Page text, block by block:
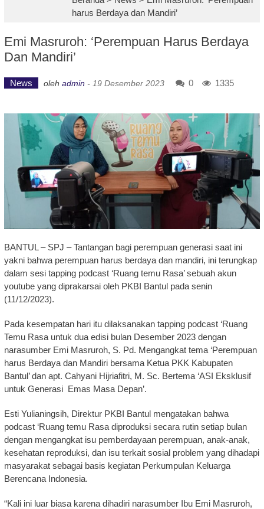
harus Berdaya dan Mandiri’
Emi Masruroh: ‘Perempuan Harus Berdaya
Dan Mandiri’
News oleh admin - 19 Desember 2023 0 1335
BANTUL – SPJ – Tantangan bagi perempuan generasi saat ini
yakni bahwa perempuan harus berdaya dan mandiri, ini terungkap
dalam sesi tapping podcast ‘Ruang temu Rasa’ sebuah akun
youtube yang diprakarsai oleh PKBI Bantul pada senin
(11/12/2023).
Pada kesempatan hari itu dilaksanakan tapping podcast ‘Ruang
Temu Rasa untuk dua edisi bulan Desember 2023 dengan
narasumber Emi Masruroh, S. Pd. Mengangkat tema ‘Perempuan
harus Berdaya dan Mandiri bersama Ketua PKK Kabupaten
Bantul’ dan apt. Cahyani Hijriafitri, M. Sc. Bertema ‘ASI Eksklusif
untuk Generasi Emas Masa Depan’.
Esti Yulianingsih, Direktur PKBI Bantul mengatakan bahwa
podcast ‘Ruang temu Rasa diproduksi secara rutin setiap bulan
dengan mengangkat isu pemberdayaan perempuan, anak-anak,
kesehatan reproduksi, dan isu terkait sosial problem yang dihadapi
masyarakat sebagai basis kegiatan Perkumpulan Keluarga
Berencana Indonesia.
“Kali ini luar biasa karena dihadiri narasumber Ibu Emi Masruroh,